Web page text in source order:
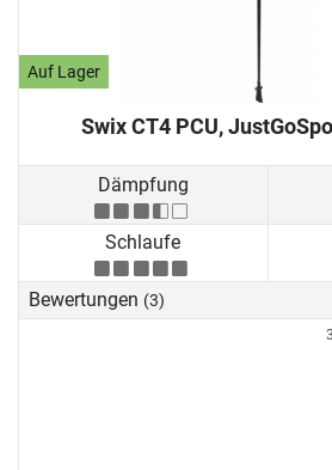
Auf Lager
Swix CT4 PCU,
Dämpfung
Schlaufe
Bewertungen (3)